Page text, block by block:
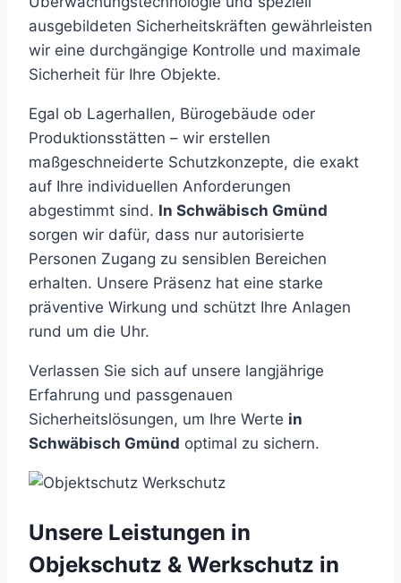
ausgebildeten Sicherheitskräften gewährleisten
wir eine durchgängige Kontrolle und maximale
Sicherheit für Ihre Objekte.
Egal ob Lagerhallen, Bürogebäude oder
Produktionsstätten – wir erstellen
maßgeschneiderte Schutzkonzepte, die exakt
auf Ihre individuellen Anforderungen
abgestimmt sind. In Schwäbisch Gmünd
sorgen wir dafür, dass nur autorisierte
Personen Zugang zu sensiblen Bereichen
erhalten. Unsere Präsenz hat eine starke
präventive Wirkung und schützt Ihre Anlagen
rund um die Uhr.
Verlassen Sie sich auf unsere langjährige
Erfahrung und passgenauen
Sicherheitslösungen, um Ihre Werte in
Schwäbisch Gmünd optimal zu sichern.
Unsere Leistungen in
Objekschutz & Werkschutz in